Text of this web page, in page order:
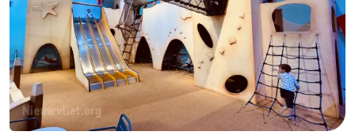
&
Steden
Natuur
Sporten
-
Zwembaden
-